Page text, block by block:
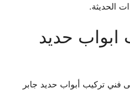
الحديثة.
ابواب حديد
فني تركيب أبواب حديد جابر